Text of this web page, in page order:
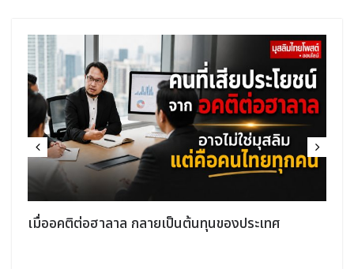
เมื่ออคติต่อฮาลาล กลายเป็นต้นทุนของประเทศ